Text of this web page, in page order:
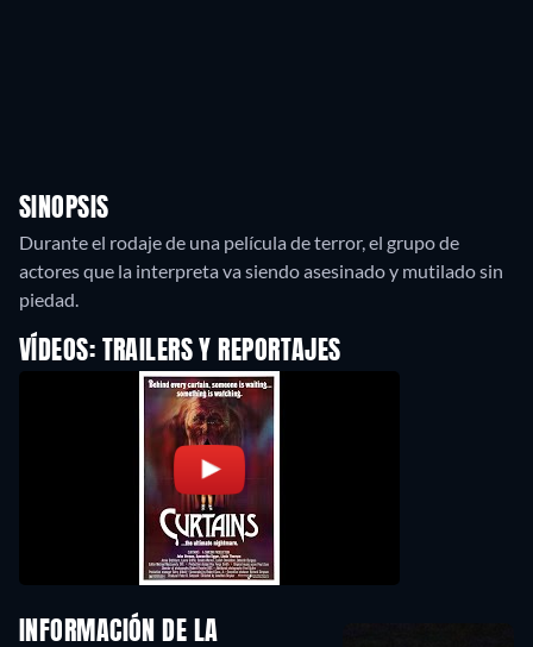
SINOPSIS
Durante el rodaje de una película de terror, el grupo de
actores que la interpreta va siendo asesinado y mutilado sin
piedad.
VÍDEOS: TRAILERS Y REPORTAJES
INFORMACIÓN DE LA